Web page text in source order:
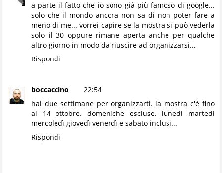
a parte il fatto che io sono già più famoso di google...
solo che il mondo ancora non sa di non poter fare a
meno di me... vorrei capire se la mostra si può vederla
solo il 30 oppure rimane aperta anche per qualche
altro giorno in modo da riuscire ad organizzarsi...
Rispondi
boccaccino
22:54
hai due settimane per organizzarti. la mostra c'è fino
al 14 ottobre. domeniche escluse. lunedi martedì
mercoledì giovedì venerdì e sabato inclusi...
Rispondi